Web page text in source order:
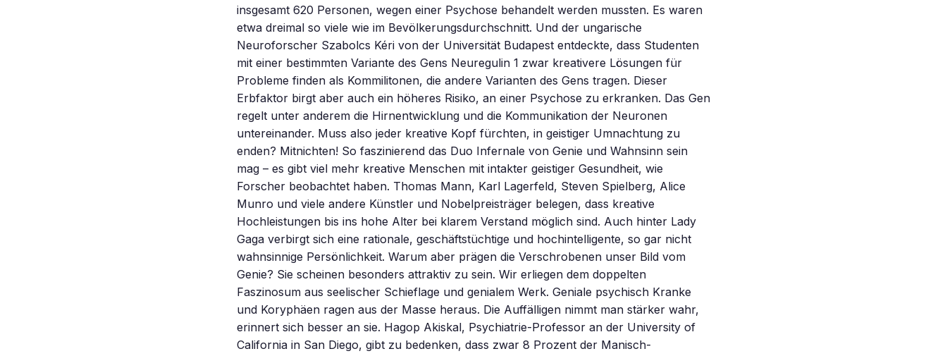
insgesamt 620 Personen, wegen einer Psychose behandelt werden mussten. Es waren
etwa dreimal so viele wie im Bevölkerungsdurchschnitt. Und der ungarische
Neuroforscher Szabolcs Kéri von der Universität Budapest entdeckte, dass Studenten
mit einer bestimmten Variante des Gens Neuregulin 1 zwar kreativere Lösungen für
Probleme finden als Kommilitonen, die andere Varianten des Gens tragen. Dieser
Erbfaktor birgt aber auch ein höheres Risiko, an einer Psychose zu erkranken. Das Gen
regelt unter anderem die Hirnentwicklung und die Kommunikation der Neuronen
untereinander. Muss also jeder kreative Kopf fürchten, in geistiger Umnachtung zu
enden? Mitnichten! So faszinierend das Duo Infernale von Genie und Wahnsinn sein
mag – es gibt viel mehr kreative Menschen mit intakter geistiger Gesundheit, wie
Forscher beobachtet haben. Thomas Mann, Karl Lagerfeld, Steven Spielberg, Alice
Munro und viele andere Künstler und Nobelpreisträger belegen, dass kreative
Hochleistungen bis ins hohe Alter bei klarem Verstand möglich sind. Auch hinter Lady
Gaga verbirgt sich eine rationale, geschäftstüchtige und hochintelligente, so gar nicht
wahnsinnige Persönlichkeit. Warum aber prägen die Verschrobenen unser Bild vom
Genie? Sie scheinen besonders attraktiv zu sein. Wir erliegen dem doppelten
Faszinosum aus seelischer Schieflage und genialem Werk. Geniale psychisch Kranke
und Koryphäen ragen aus der Masse heraus. Die Auffälligen nimmt man stärker wahr,
erinnert sich besser an sie. Hagop Akiskal, Psychiatrie-Professor an der University of
California in San Diego, gibt zu bedenken, dass zwar 8 Prozent der Manisch-